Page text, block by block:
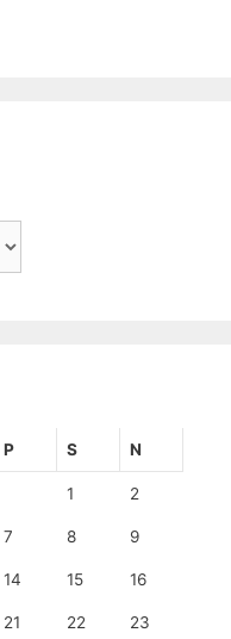
P S N
1 2
7 8 9
14 15 16
21 22 23